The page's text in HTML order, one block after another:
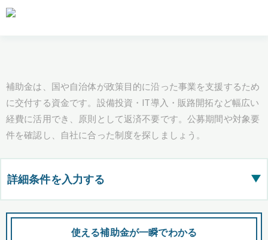
補助金は、国や自治体が政策目的に沿った事業を支援するため
に交付する資金です。設備投資・IT導入・販路開拓など幅広い
経費に活用でき、原則として返済不要です。公募期間や対象要
件を確認し、自社に合った制度を探しましょう。
詳細条件を入力する ▶
都道府県
使える補助金が一瞬でわかる